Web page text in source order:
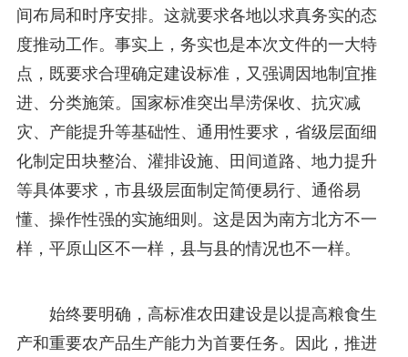
间布局和时序安排。这就要求各地以求真务实的态
度推动工作。事实上，务实也是本次文件的一大特
点，既要求合理确定建设标准，又强调因地制宜推
进、分类施策。国家标准突出旱涝保收、抗灾减
灾、产能提升等基础性、通用性要求，省级层面细
化制定田块整治、灌排设施、田间道路、地力提升
等具体要求，市县级层面制定简便易行、通俗易
懂、操作性强的实施细则。这是因为南方北方不一
样，平原山区不一样，县与县的情况也不一样。
始终要明确，高标准农田建设是以提高粮食生
产和重要农产品生产能力为首要任务。因此，推进